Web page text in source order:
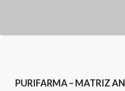
PURIFARMA – MATRIZ